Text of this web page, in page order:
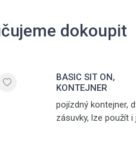
dokoupit
BASIC SIT ON,
KONTEJNER
pojízdný kontejner,
zásuvky, lze použít i